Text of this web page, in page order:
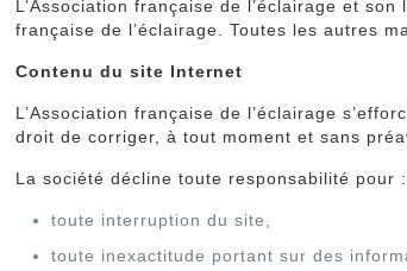
L’Association française de l’éclairage et
française de l’éclairage. Toutes les autres
Contenu du site Internet
L’Association française de l’éclairage
droit de corriger, à tout moment et sans
La société décline toute responsabilité pour :
toute interruption du site,
toute inexactitude portant sur des